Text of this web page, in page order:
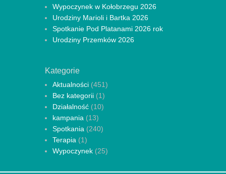
Wypoczynek w Kołobrzegu 2026
Urodziny Marioli i Bartka 2026
Spotkanie Pod Platanami 2026 rok
Urodziny Przemków 2026
Kategorie
Aktualności (451)
Bez kategorii (1)
Działalność (10)
kampania (13)
Spotkania (240)
Terapia (1)
Wypoczynek (25)